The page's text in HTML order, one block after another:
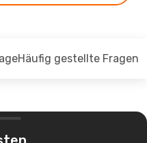
Häufig gestellte Fragen